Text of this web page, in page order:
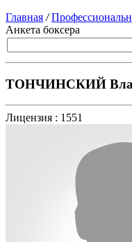
Главная /
Анкета боксера
ТОНЧИНСКИЙ
Лицензия : 1551